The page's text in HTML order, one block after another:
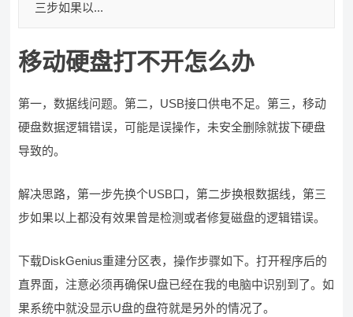
三步如果以...
移动硬盘打不开怎么办
第一，数据线问题。第二，USB接口供电不足。第三，移动
硬盘数据逻辑错误，可能是误操作，未安全删除就拔下硬盘
导致的。
解决思路，第一步先换个USB口，第二步换根数据线，第三
步如果以上都没有效果曾是检测或者修复磁盘的逻辑错误。
下载DiskGenius重建分区表，操作步骤如下。打开程序后的
直界面，注意必须再确保U盘已经在我的电脑中识别到了。如
果系统中就没显示U盘的盘符就是另外的情况了。